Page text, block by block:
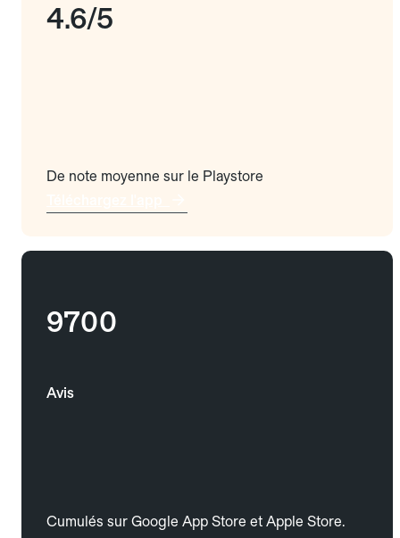
4.6/5
De note moyenne sur le Playstore
9700
Avis
Cumulés sur Google App Store et Apple Store.